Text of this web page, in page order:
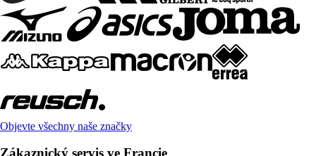
Objevte všechny naše značky
Zákaznický servis ve Francie